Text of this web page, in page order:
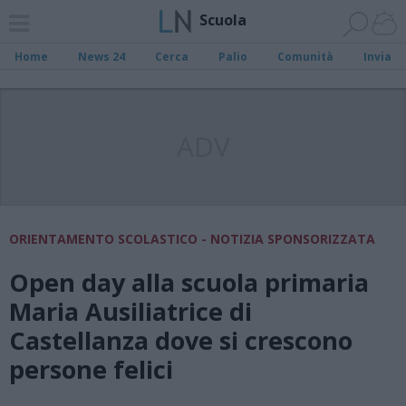
Scuola
Home News 24 Cerca Palio Comunità Invia
ORIENTAMENTO SCOLASTICO - NOTIZIA SPONSORIZZATA
Open day alla scuola primaria
Maria Ausiliatrice di
Castellanza dove si crescono
persone felici